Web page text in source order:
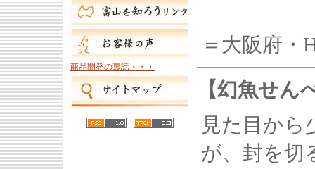
商品開発の裏話・・・
＝大阪府・
【幻魚せん
見た目から
が、封を切